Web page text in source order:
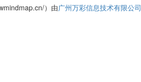
）由广州万彩信息技术有限公司